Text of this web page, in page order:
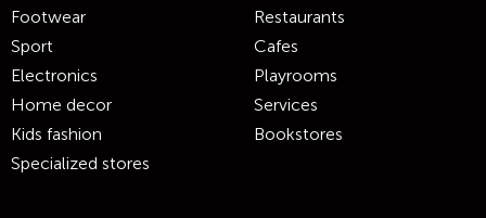
Footwear
Sport
Electronics
Home decor
Kids fashion
Specialized stores
Restaurants
Cafes
Playrooms
Services
Bookstores